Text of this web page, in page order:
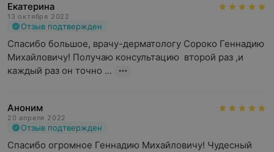
Екатерина
13 октября 2022
Отзыв подтвержден
Спасибо большое, врачу-дерматологу Сороко Геннадию
Михайловичу! Получаю консультацию  второй раз ,и
каждый раз он точно ...
Аноним
20 апреля 2022
Отзыв подтвержден
Спасибо огромное Геннадию Михайловичу! Чудесный